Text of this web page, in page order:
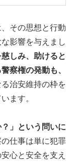
その思想と行動
影響を与えまし
しみ、助けると
察権の発動も、
る治安維持の枠を
ます。
？」という問いに
仕事は単に犯罪
心と安全を支え